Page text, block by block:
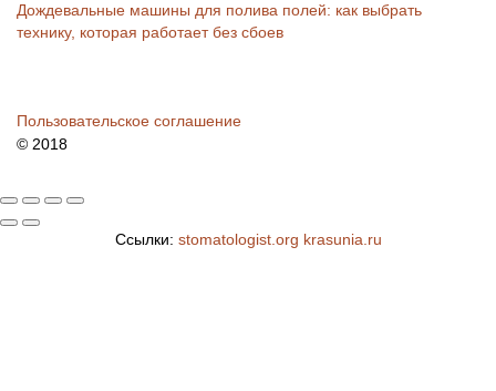
Дождевальные машины для полива полей: как выбрать
технику, которая работает без сбоев
Пользовательское соглашение
© 2018
Ссылки: stomatologist.org krasunia.ru